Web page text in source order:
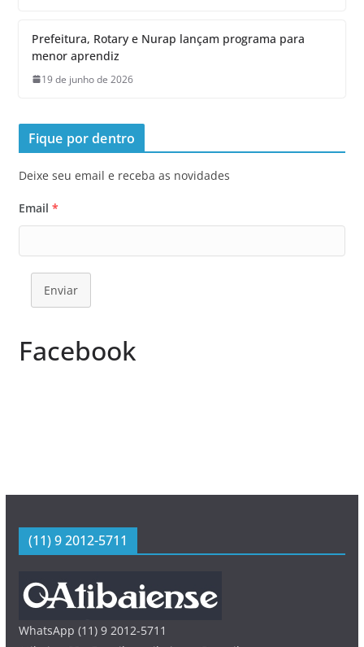
Prefeitura, Rotary e Nurap lançam programa para
menor aprendiz
19 de junho de 2026
Fique por dentro
Deixe seu email e receba as novidades
Email *
Enviar
Facebook
(11) 9 2012-5711
WhatsApp (11) 9 2012-5711